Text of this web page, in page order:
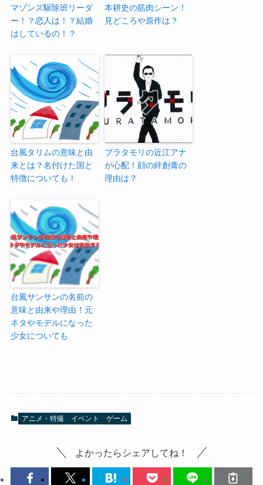
マゾンズ駆除班リーダ
ー！？恋人は！？結婚
はしているの！？
本耕史の筋肉シーン！
見どころや原作は？
台風タリムの意味と由
来とは？名付けた国と
特徴についても！
ブラタモリの近江アナ
が心配！顔の絆創膏の
理由は？
台風サンサンの名前の
意味と由来や理由！元
ネタやモデルになった
少女についても
アニメ・特撮 イベント ゲーム
よかったらシェアしてね！